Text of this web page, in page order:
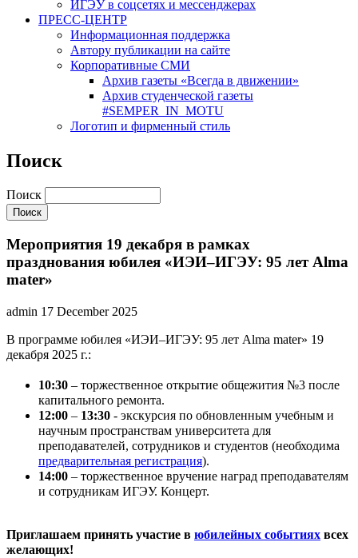
ИГЭУ в соцсетях и мессенджерах
ПРЕСС-ЦЕНТР
Информационная поддержка
Автору публикации на сайте
Корпоративные СМИ
Архив газеты «Всегда в движении»
Архив студенческой газеты
#SEMPER_IN_MOTU
Логотип и фирменный стиль
Поиск
Поиск
Мероприятия 19 декабря в рамках
празднования юбилея «ИЭИ–ИГЭУ: 95 лет Alma
mater»
admin 17 December 2025
В программе юбилея «ИЭИ–ИГЭУ: 95 лет Alma mater» 19
декабря 2025 г.:
10:30 – торжественное открытие общежития №3 после
капитального ремонта.
12:00 – 13:30 - экскурсия по обновленным учебным и
научным пространствам университета для
преподавателей, сотрудников и студентов (необходима
предварительная регистрация).
14:00 – торжественное вручение наград преподавателям
и сотрудникам ИГЭУ. Концерт.
Приглашаем принять участие в юбилейных событиях всех
желающих!